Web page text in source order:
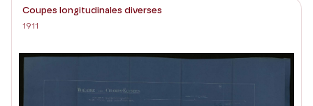
Coupes longitudinales diverses
1911